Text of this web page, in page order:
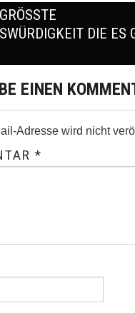
S
DIE ES
EINEN
Adresse wird nicht
*